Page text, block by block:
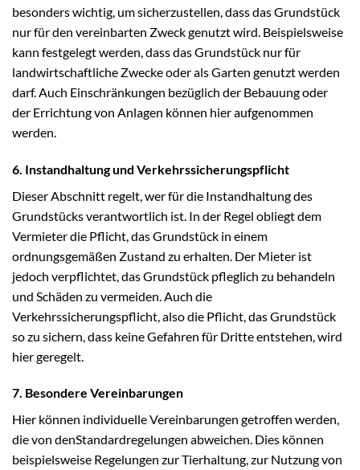
besonders wichtig, um sicherzustellen, dass das Grundstück
nur für den vereinbarten Zweck genutzt wird. Beispielsweise
kann festgelegt werden, dass das Grundstück nur für
landwirtschaftliche Zwecke oder als Garten genutzt werden
darf. Auch Einschränkungen bezüglich der Bebauung oder
der Errichtung von Anlagen können hier aufgenommen
werden.
6. Instandhaltung und Verkehrssicherungspflicht
Dieser Abschnitt regelt, wer für die Instandhaltung des
Grundstücks verantwortlich ist. In der Regel obliegt dem
Vermieter die Pflicht, das Grundstück in einem
ordnungsgemäßen Zustand zu erhalten. Der Mieter ist
jedoch verpflichtet, das Grundstück pfleglich zu behandeln
und Schäden zu vermeiden. Auch die
Verkehrssicherungspflicht, also die Pflicht, das Grundstück
so zu sichern, dass keine Gefahren für Dritte entstehen, wird
hier geregelt.
7. Besondere Vereinbarungen
Hier können individuelle Vereinbarungen getroffen werden,
die von denStandardregelungen abweichen. Dies können
beispielsweise Regelungen zur Tierhaltung, zur Nutzung von